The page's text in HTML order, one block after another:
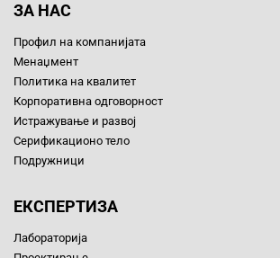
ЗА НАС
Профил на компанијата
Менаџмент
Политика на квалитет
Корпоративна одговорност
Истражување и развој
Серификационо тело
Подружници
ЕКСПЕРТИЗА
Лабораторија